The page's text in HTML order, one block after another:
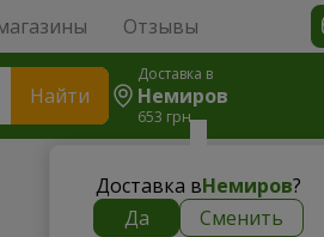
Отзывы
Найти
Доставка в
Немиров
653 грн
Доставка вНемиров?
Да
Сменить